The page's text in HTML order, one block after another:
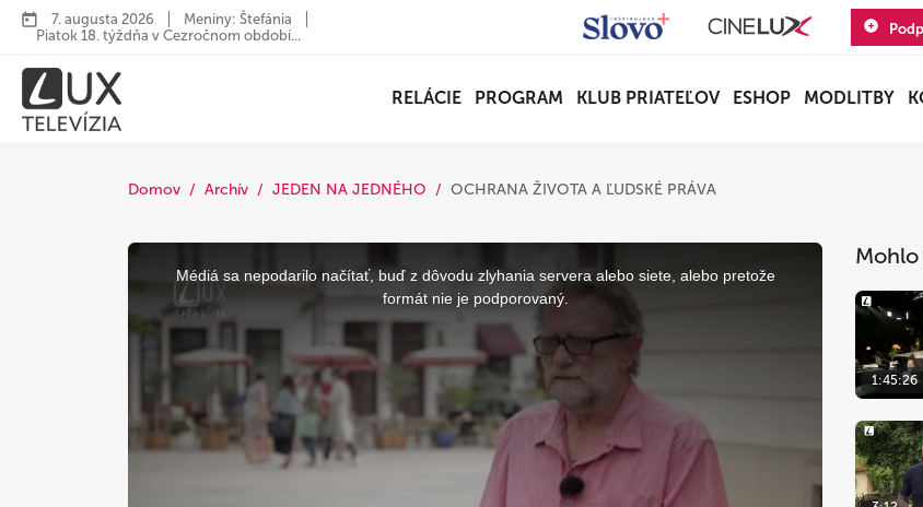
7. augusta 2026
Meniny: Štefánia
Piatok 18. týždňa v Cezročnom období...
RELÁCIE PROGRAM KLUB PRIATEĽOV ESHOP MODLITBY
Domov Archív JEDEN NA JEDNÉHO OCHRANA ŽIVOTA A ĽUDSKÉ PRÁVA
This
Médiá sa nepodarilo načítať, buď z dôvodu zlyhania servera alebo siete, alebo pretože
formát nie je podporovaný.
Mohlo
1:45:26